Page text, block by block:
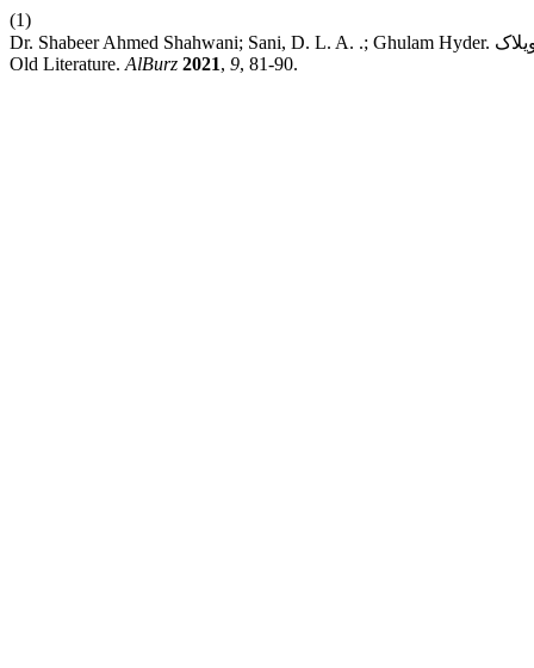
(1)
Dr. Shabeer Ahmed Shahwani; Sani, D. L. A. .; Ghulam Hyder. براہوئی قدیم ادب ٹی توار مٹی نا ویلاک: Complications of Code Switching in Brahui
Old Literature. AlBurz 2021, 9, 81-90.